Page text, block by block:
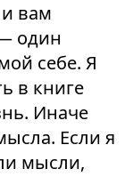
вам
один
себе. Я
в книге
Иначе
Если я
мысли,